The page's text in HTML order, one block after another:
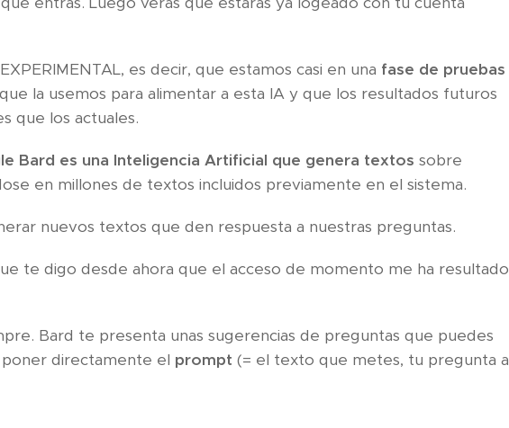
es decir, que estamos casi en una fase de pruebas
la usemos para alimentar a esta IA y que los resultados futuros
que los actuales.
Bard es una Inteligencia Artificial que genera textos sobre
en millones de textos incluidos previamente en el sistema.
nuevos textos que den respuesta a nuestras preguntas.
te digo desde ahora que el acceso de momento me ha resultado
Bard te presenta unas sugerencias de preguntas que puedes
directamente el prompt (= el texto que metes, tu pregunta a